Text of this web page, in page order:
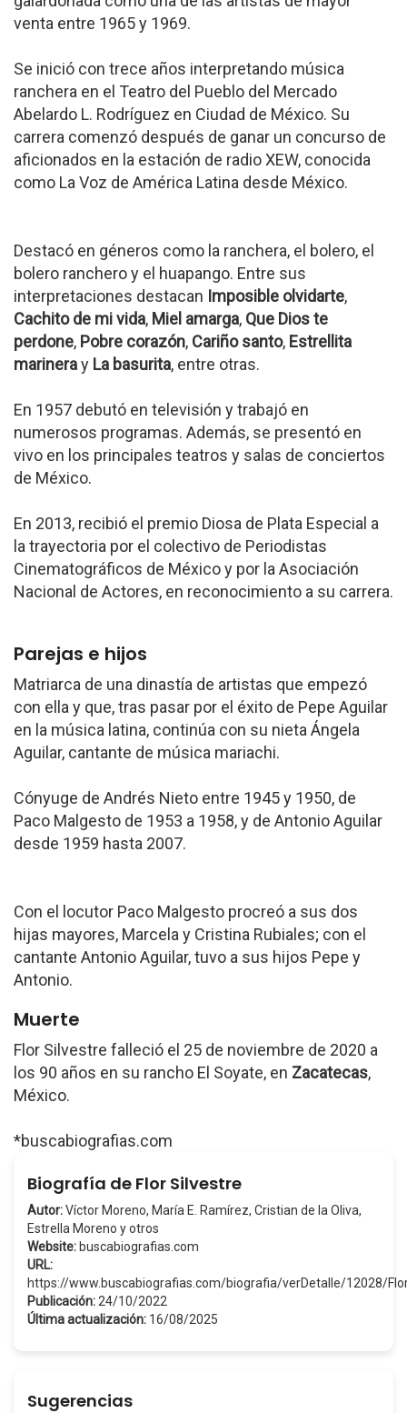
venta entre 1965 y 1969.
Se inició con trece años interpretando música
ranchera en el Teatro del Pueblo del Mercado
Abelardo L. Rodríguez en Ciudad de México. Su
carrera comenzó después de ganar un concurso de
aficionados en la estación de radio XEW, conocida
como La Voz de América Latina desde México.
Destacó en géneros como la ranchera, el bolero, el
bolero ranchero y el huapango. Entre sus
interpretaciones destacan Imposible olvidarte,
Cachito de mi vida, Miel amarga, Que Dios te
perdone, Pobre corazón, Cariño santo, Estrellita
marineray La basurita, entre otras.
En 1957 debutó en televisión y trabajó en
numerosos programas. Además, se presentó en
vivo en los principales teatros y salas de conciertos
de México.
En 2013, recibió el premio Diosa de Plata Especial a
la trayectoria por el colectivo de Periodistas
Cinematográficos de México y por la Asociación
Nacional de Actores, en reconocimiento a su carrera.
Parejas e hijos
Matriarca de una dinastía de artistas que empezó
con ella y que, tras pasar por el éxito de Pepe Aguilar
en la música latina, continúa con su nieta Ángela
Aguilar, cantante de música mariachi.
Cónyuge de Andrés Nieto entre 1945 y 1950, de
Paco Malgesto de 1953 a 1958, y de Antonio Aguilar
desde 1959 hasta 2007.
Con el locutor Paco Malgesto procreó a sus dos
hijas mayores, Marcela y Cristina Rubiales; con el
cantante Antonio Aguilar, tuvo a sus hijos Pepe y
Antonio.
Muerte
Flor Silvestre falleció el 25 de noviembre de 2020 a
los 90 años en su rancho El Soyate, en Zacatecas,
México.
*buscabiografias.com
Biografía de Flor Silvestre
Autor:Víctor Moreno, María E. Ramírez, Cristian de la Oliva,
Estrella Moreno y otros
Website: buscabiografias.com
URL:
https://www.buscabiografias.com/biografia/verDetalle/12028/
Publicación: 24/10/2022
Última actualización: 16/08/2025
Sugerencias